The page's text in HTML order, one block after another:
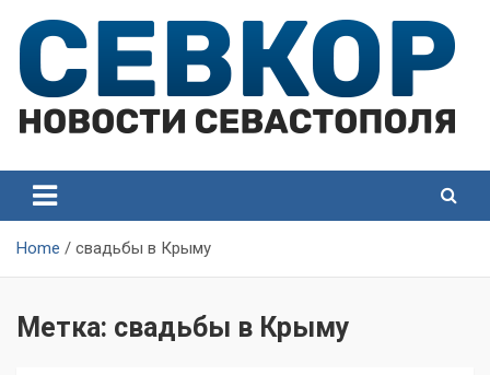
content
Севастополя
Севастополя
Home свадьбы в Крыму
Метка: свадьбы в Крыму